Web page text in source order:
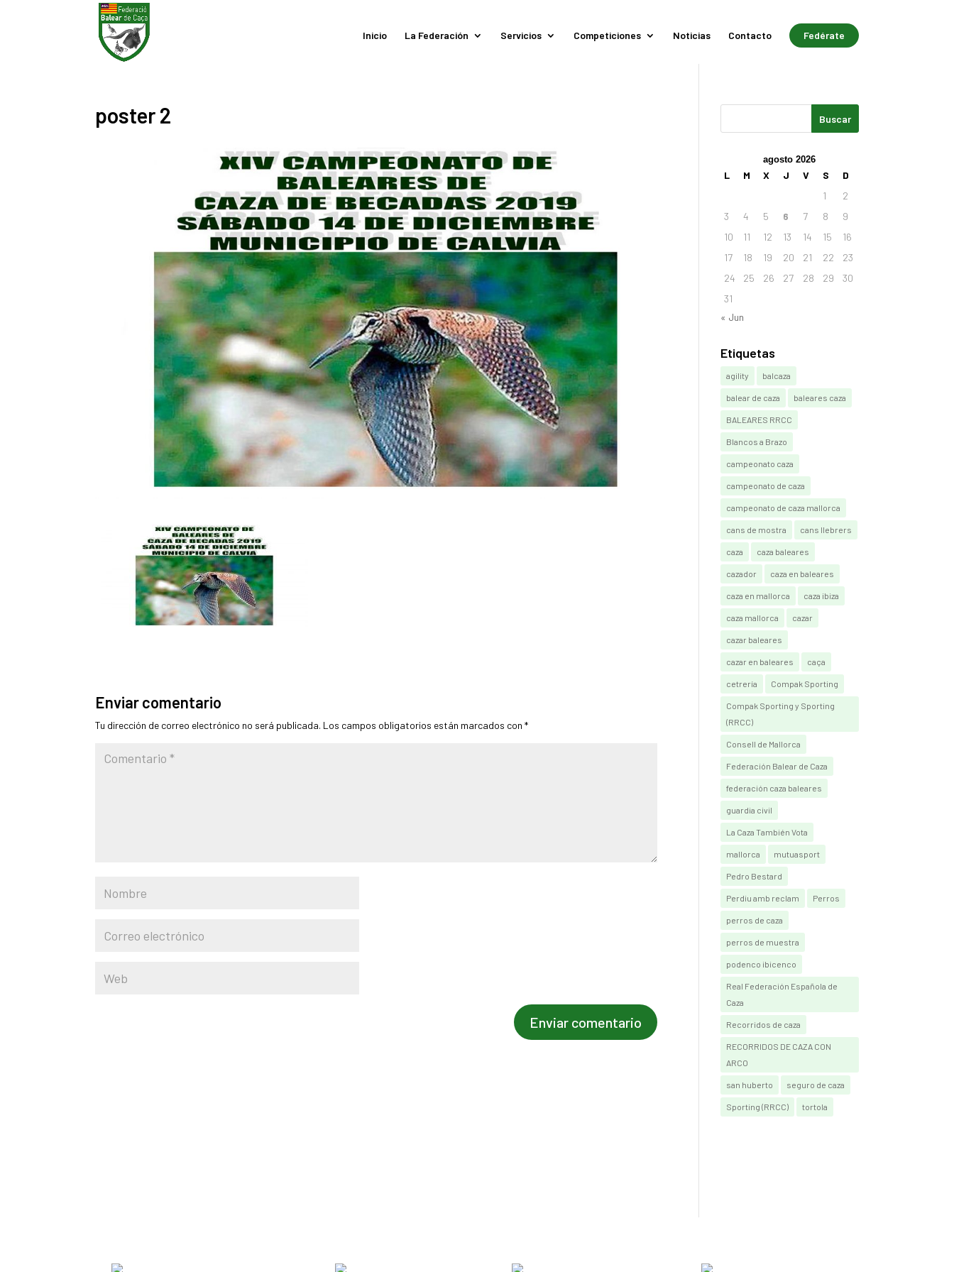
Inicio La Federación Servicios Competiciones Noticias Contacto Fedérate
poster 2
Enviar comentario
Tu dirección de correo electrónico no será publicada. Los campos obligatorios están marcados con*
agosto 2026
L M X J V S
D
1
2
3
4 5 6 7 8
9
10
11 12 13 14 15
16
17
18 19 20 21 22
23
24
25 26 27 28 29
30
31
« Jun
Etiquetas
agility balcaza
balear de caza baleares caza
BALEARES RRCC
Blancos a Brazo
campeonato caza
campeonato de caza
campeonato de caza mallorca
cans de mostra cans llebrers
caza caza baleares
cazador caza en baleares
caza en mallorca caza ibiza
caza mallorca cazar
cazar baleares
cazar en baleares caça
cetrería Compak Sporting
Compak Sporting y Sporting
(RRCC)
Consell de Mallorca
Federación Balear de Caza
federación caza baleares
guardia civil
La Caza También Vota
mallorca mutuasport
Pedro Bestard
Perdiu amb reclam Perros
perros de caza
perros de muestra
podenco ibicenco
Real Federación Española de
Caza
Recorridos de caza
RECORRIDOS DE CAZA CON
ARCO
san huberto seguro de caza
Sporting (RRCC) tortola